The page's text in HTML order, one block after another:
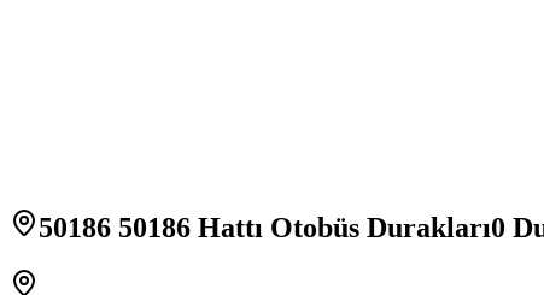
50186 50186 Hattı Otobüs Durakları0